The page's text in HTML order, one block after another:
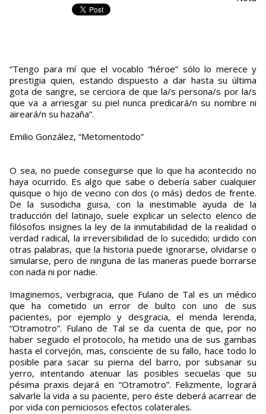
“Tengo para mí que el vocablo “héroe” sólo lo merece y
prestigia quien, estando dispuesto a dar hasta su última
gota de sangre, se cerciora de que la/s persona/s por la/s
que va a arriesgar su piel nunca predicará/n su nombre ni
aireará/n su hazaña”.
Emilio González, “Metomentodo”
O sea, no puede conseguirse que lo que ha acontecido no
haya ocurrido. Es algo que sabe o debería saber cualquier
quisque o hijo de vecino con dos (o más) dedos de frente.
De la susodicha guisa, con la inestimable ayuda de la
traducción del latinajo, suele explicar un selecto elenco de
filósofos insignes la ley de la inmutabilidad de la realidad o
verdad radical, la irreversibilidad de lo sucedido; urdido con
otras palabras, que la historia puede ignorarse, olvidarse o
simularse, pero de ninguna de las maneras puede borrarse
con nada ni por nadie.
Imaginemos, verbigracia, que Fulano de Tal es un médico
que ha cometido un error de bulto con uno de sus
pacientes, por ejemplo y desgracia, el menda lerenda,
“Otramotro”. Fulano de Tal se da cuenta de que, por no
haber seguido el protocolo, ha metido una de sus gambas
hasta el corvejón, mas, consciente de su fallo, hace todo lo
posible para sacar su pierna del barro, por subsanar su
yerro, intentando atenuar las posibles secuelas que su
pésima praxis dejará en “Otramotro”. Felizmente, logrará
salvarle la vida a su paciente, pero éste deberá acarrear de
por vida con perniciosos efectos colaterales.